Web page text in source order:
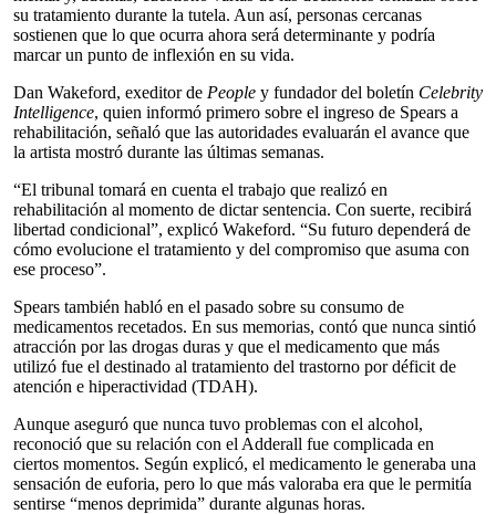
su tratamiento durante la tutela. Aun así, personas cercanas
sostienen que lo que ocurra ahora será determinante y podría
marcar un punto de inflexión en su vida.
Dan Wakeford, exeditor de People y fundador del boletín Celebrity
Intelligence, quien informó primero sobre el ingreso de Spears a
rehabilitación, señaló que las autoridades evaluarán el avance que
la artista mostró durante las últimas semanas.
“El tribunal tomará en cuenta el trabajo que realizó en
rehabilitación al momento de dictar sentencia. Con suerte, recibirá
libertad condicional”, explicó Wakeford. “Su futuro dependerá de
cómo evolucione el tratamiento y del compromiso que asuma con
ese proceso”.
Spears también habló en el pasado sobre su consumo de
medicamentos recetados. En sus memorias, contó que nunca sintió
atracción por las drogas duras y que el medicamento que más
utilizó fue el destinado al tratamiento del trastorno por déficit de
atención e hiperactividad (TDAH).
Aunque aseguró que nunca tuvo problemas con el alcohol,
reconoció que su relación con el Adderall fue complicada en
ciertos momentos. Según explicó, el medicamento le generaba una
sensación de euforia, pero lo que más valoraba era que le permitía
sentirse “menos deprimida” durante algunas horas.